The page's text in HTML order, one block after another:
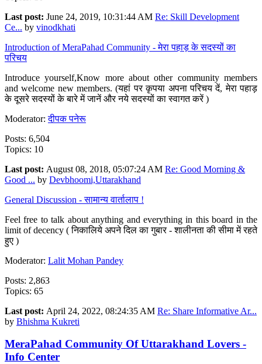
Last post: June 24, 2019, 10:31:44 AM Re: Skill Development
Ce... by vinodkhati
Introduction of MeraPahad Community - मेरा पहाड़ के सदस्यों का
परिचय
Introduce yourself,Know more about other community members
and welcome new members. (यहां पर कृपया अपना परिचय दें, मेरा पहाड़
के दूसरे सदस्यों के बारे में जानें और नये सदस्यों का स्वागत करें )
Moderator:दीपक पनेरू
Posts: 6,504
Topics: 10
Last post: August 08, 2018, 05:07:24 AM Re: Good Morning &
Good ... by Devbhoomi,Uttarakhand
General Discussion - सामान्य वार्तालाप !
Feel free to talk about anything and everything in this board in the
limit of decency ( निकालिये अपने दिल का गुबार - शालीनता की सीमा में रहते
हुए )
Moderator: Lalit Mohan Pandey
Posts: 2,863
Topics: 65
Last post: April 24, 2022, 08:24:35 AM Re: Share Informative Ar...
by Bhishma Kukreti
MeraPahad Community Of Uttarakhand Lovers -
Info Center